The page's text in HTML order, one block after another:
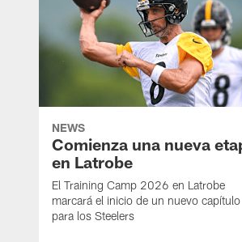
NEWS
Comienza una nueva
en Latrobe
El Training Camp 2026 en Latrobe
marcará el inicio de un nuevo capítulo
para los Steelers